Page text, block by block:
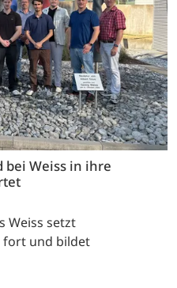
bei Weiss in ihre
Weiss setzt
fort und bildet